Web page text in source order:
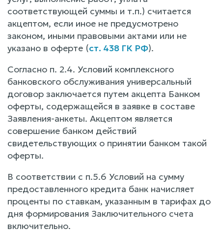
соответствующей суммы и т.п.) считается
акцептом, если иное не предусмотрено
законом, иными правовыми актами или не
указано в оферте (ст. 438 ГК РФ).
Согласно п. 2.4. Условий комплексного
банковского обслуживания универсальный
договор заключается путем акцепта Банком
оферты, содержащейся в заявке в составе
Заявления-анкеты. Акцептом является
совершение банком действий
свидетельствующих о принятии банком такой
оферты.
В соответствии с п.5.6 Условий на сумму
предоставленного кредита банк начисляет
проценты по ставкам, указанным в тарифах до
дня формирования Заключительного счета
включительно.